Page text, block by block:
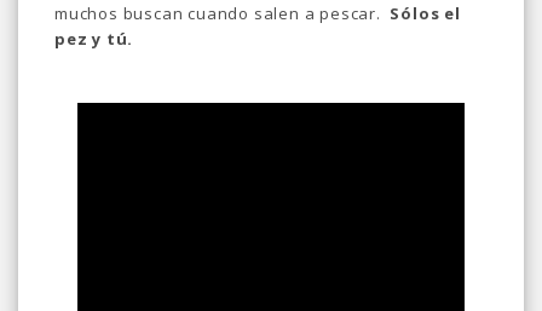
muchos buscan cuando salen a pescar. Sólos el
pez y tú.